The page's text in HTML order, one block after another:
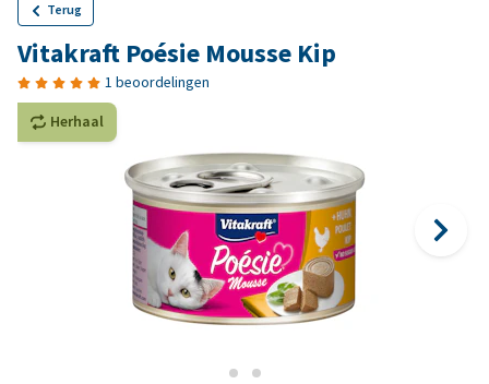
Terug
Vitakraft Poésie Mousse Kip
1 beoordelingen
Herhaal